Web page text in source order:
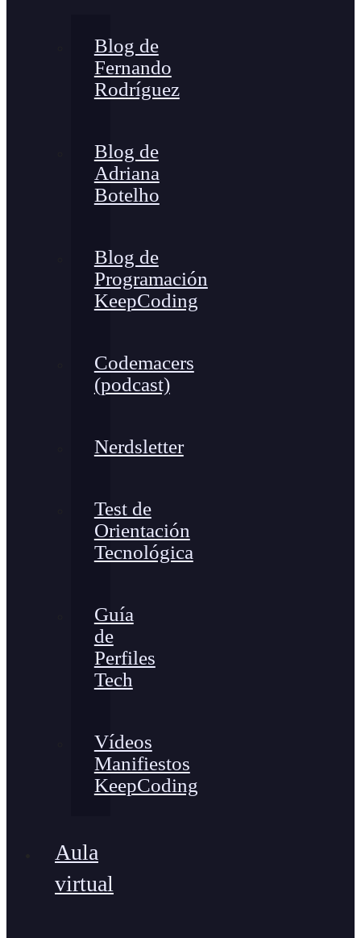
Blog de
Fernando
Rodríguez
Blog de
Adriana
Botelho
Blog de
Programación
KeepCoding
Codemacers
(podcast)
Nerdsletter
Test de
Orientación
Tecnológica
Guía
de
Perfiles
Tech
Vídeos
Manifiestos
KeepCoding
Aula
virtual